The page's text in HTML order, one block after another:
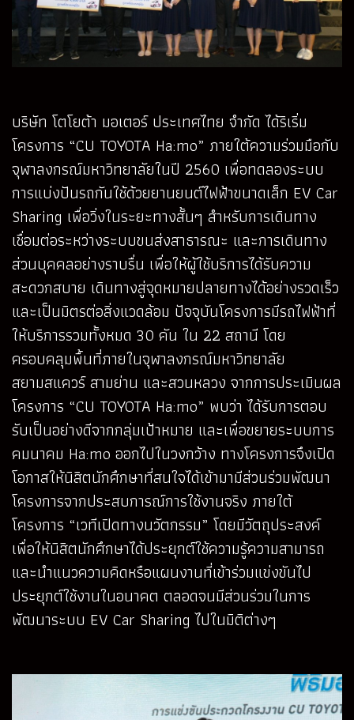
บริษัท โตโยต้า มอเตอร์ ประเทศไทย จำกัด ได้ริเริ่ม
โครงการ “CU TOYOTA Ha:mo” ภายใต้ความร่วมมือกับ
จุฬาลงกรณ์มหาวิทยาลัยในปี 2560 เพื่อทดลองระบบ
การแบ่งปันรถกันใช้ด้วยยานยนต์ไฟฟ้าขนาดเล็ก EV Car
Sharing เพื่อวิ่งในระยะทางสั้นๆ สำหรับการเดินทาง
เชื่อมต่อระหว่างระบบขนส่งสาธารณะ และการเดินทาง
ส่วนบุคคลอย่างราบรื่น เพื่อให้ผู้ใช้บริการได้รับความ
สะดวกสบาย เดินทางสู่จุดหมายปลายทางได้อย่างรวดเร็ว
และเป็นมิตรต่อสิ่งแวดล้อม ปัจจุบันโครงการมีรถไฟฟ้าที่
ให้บริการรวมทั้งหมด 30 คัน ใน 22 สถานี โดย
ครอบคลุมพื้นที่ภายในจุฬาลงกรณ์มหาวิทยาลัย
สยามสแควร์ สามย่าน และสวนหลวง จากการประเมินผล
โครงการ “CU TOYOTA Ha:mo” พบว่า ได้รับการตอบ
รับเป็นอย่างดีจากกลุ่มเป้าหมาย และเพื่อขยายระบบการ
คมนาคม Ha:mo ออกไปในวงกว้าง ทางโครงการจึงเปิด
โอกาสให้นิสิตนักศึกษาที่สนใจได้เข้ามามีส่วนร่วมพัฒนา
โครงการจากประสบการณ์การใช้งานจริง ภายใต้
โครงการ “เวทีเปิดทางนวัตกรรม” โดยมีวัตถุประสงค์
เพื่อให้นิสิตนักศึกษาได้ประยุกต์ใช้ความรู้ความสามารถ
และนำแนวความคิดหรือแผนงานที่เข้าร่วมแข่งขันไป
ประยุกต์ใช้งานในอนาคต ตลอดจนมีส่วนร่วมในการ
พัฒนาระบบ EV Car Sharing ไปในมิติต่างๆ